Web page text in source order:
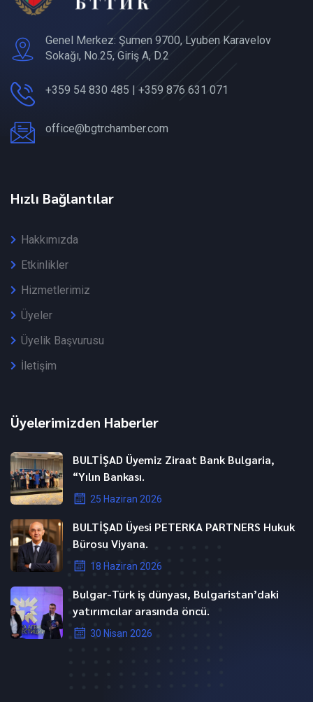
Genel Merkez: Şumen 9700, Lyuben Karavelov
Sokağı, No.25, Giriş A, D.2
+359 54 830 485 | +359 876 631 071
office@bgtrchamber.com
Hızlı Bağlantılar
Hakkımızda
Etkinlikler
Hizmetlerimiz
Üyeler
Üyelik Başvurusu
İletişim
Üyelerimizden Haberler
BULTİŞAD Üyemiz Ziraat Bank Bulgaria,
“Yılın Bankası.
25 Haziran 2026
BULTİŞAD Üyesi PETERKA PARTNERS Hukuk
Bürosu Viyana.
18 Haziran 2026
Bulgar-Türk iş dünyası, Bulgaristan’daki
yatırımcılar arasında öncü.
30 Nisan 2026